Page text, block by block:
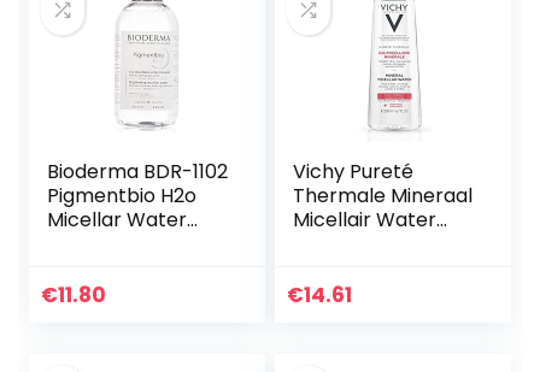
Bioderma BDR-1102
Pigmentbio H2o
Micellar Water
€11.80
Vichy Pureté
Thermale Mineraal
Micellair Water
€14.61